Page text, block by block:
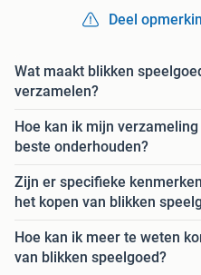
Deel
Wat maakt blikken
verzamelen?
Hoe kan ik mijn
beste onderhouden?
Zijn er specifieke
het kopen van blikken
Hoe kan ik meer te weten
van blikken speelgoed?